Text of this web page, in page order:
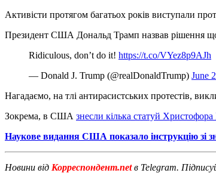
Активісти протягом багатьох років виступали
Президент США Дональд Трамп назвав рішення
Ridiculous, don’t do it! https://t.co/VYez8p9AJh
— Donald J. Trump (@realDonaldTrump) June
Нагадаємо, на тлі антирасистських протестів,
Зокрема, в США знесли кілька статуй
Наукове видання США показало інструкцію зі
Новини від Корреспондент.netв Telegram.